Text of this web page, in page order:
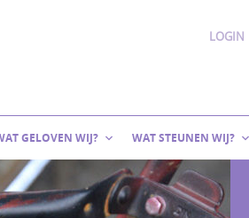
LOGIN
GELOVEN WIJ? WAT STEUNEN WIJ?